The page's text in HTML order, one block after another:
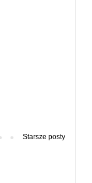
Starsze posty